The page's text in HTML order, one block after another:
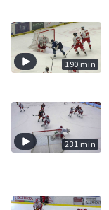
190 min
231 min